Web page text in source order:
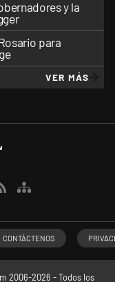
y la
para
VER MÁS
CONTÁCTENOS
2006-2026 - Todos los